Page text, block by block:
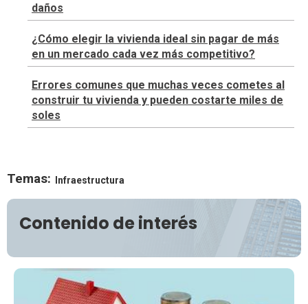
daños
¿Cómo elegir la vivienda ideal sin pagar de más
en un mercado cada vez más competitivo?
Errores comunes que muchas veces cometes al
construir tu vivienda y pueden costarte miles de
soles
Temas: Infraestructura
Contenido de interés